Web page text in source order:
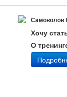
Самоволов
Хочу
О